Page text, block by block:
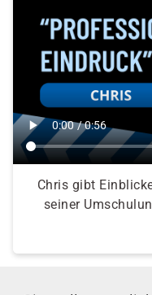
Chris gibt
seiner